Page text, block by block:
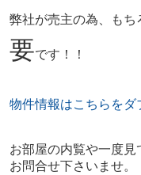
弊社が売主の為、もち
要です！！
物件情報はこちらを
お部屋の内覧や一度
お問合せ下さいませ。